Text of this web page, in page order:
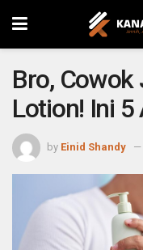
Bro,
Lotion! Ini 5
by Einid Shandy